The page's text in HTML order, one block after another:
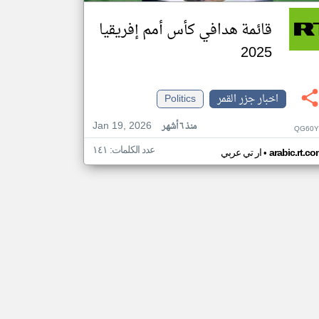
قائمة هدافي كأس أمم إفريقيا
2025
اخبار جزر القمر
Politics
Jan 19, 2026
منذ ٦ أشهر
ار تي عربي• عدد الكلمات: ١٤١